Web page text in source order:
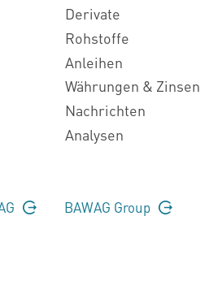
Derivate
Rohstoffe
Anleihen
Währungen & Zinsen
Nachrichten
Analysen
BAWAG Group